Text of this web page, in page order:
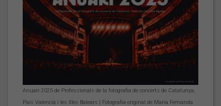
Anuari 2025 de Professionals de la fotografia de concerts de Catalunya,
País Valencià i les Illes Balears | Fotografia original de Maria Fernanda